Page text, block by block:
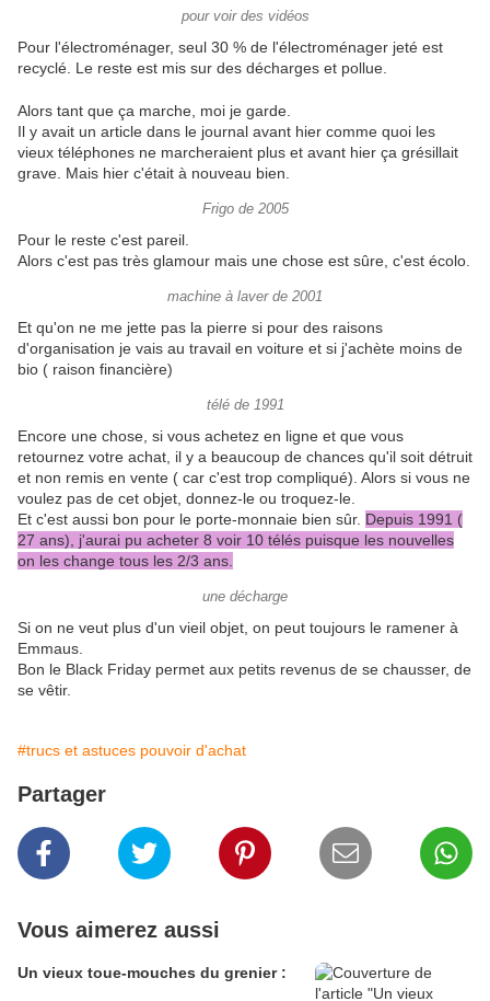
pour voir des vidéos
Pour l'électroménager, seul 30 % de l'électroménager jeté est
recyclé. Le reste est mis sur des décharges et pollue.
Alors tant que ça marche, moi je garde.
Il y avait un article dans le journal avant hier comme quoi les
vieux téléphones ne marcheraient plus et avant hier ça grésillait
grave. Mais hier c'était à nouveau bien.
Frigo de 2005
Pour le reste c'est pareil.
Alors c'est pas très glamour mais une chose est sûre, c'est écolo.
machine à laver de 2001
Et qu'on ne me jette pas la pierre si pour des raisons
d'organisation je vais au travail en voiture et si j'achète moins de
bio ( raison financière)
télé de 1991
Encore une chose, si vous achetez en ligne et que vous
retournez votre achat, il y a beaucoup de chances qu'il soit détruit
et non remis en vente ( car c'est trop compliqué). Alors si vous ne
voulez pas de cet objet, donnez-le ou troquez-le.
Et c'est aussi bon pour le porte-monnaie bien sûr. Depuis 1991 (
27 ans), j'aurai pu acheter 8 voir 10 télés puisque les nouvelles
on les change tous les 2/3 ans.
une décharge
Si on ne veut plus d'un vieil objet, on peut toujours le ramener à
Emmaus.
Bon le Black Friday permet aux petits revenus de se chausser, de
se vêtir.
#trucs et astuces pouvoir d'achat
Partager
Vous aimerez aussi
Un vieux toue-mouches du grenier :